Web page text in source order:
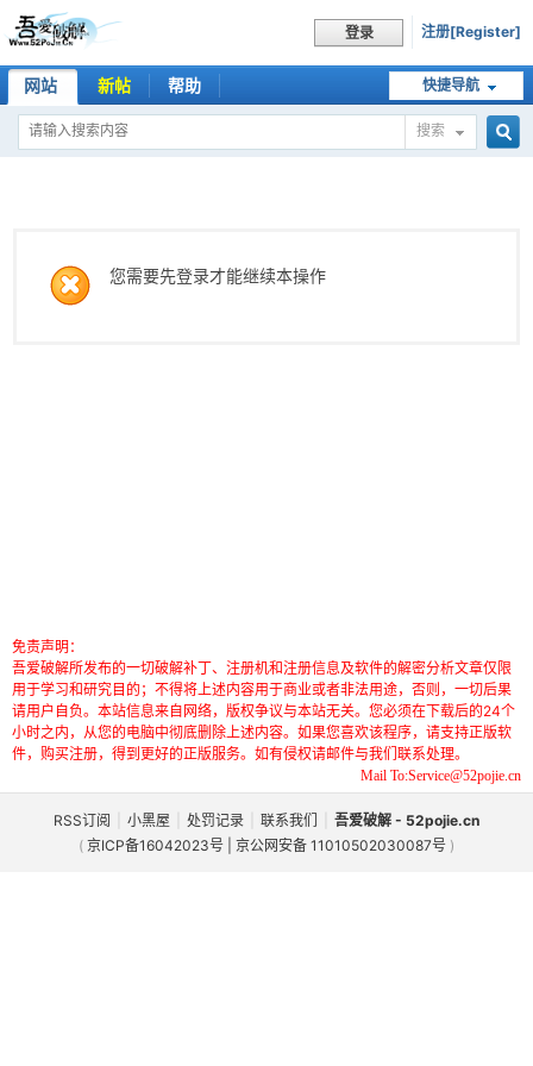
登录 注册[Register]
快捷导航
网站 新帖 帮助
搜索
您需要先登录才能继续本操作
免责声明：
吾爱破解所发布的一切破解补丁、注册机和注册信息及软件的解密分析文章仅限
用于学习和研究目的；不得将上述内容用于商业或者非法用途，否则，一切后果
请用户自负。本站信息来自网络，版权争议与本站无关。您必须在下载后的24个
小时之内，从您的电脑中彻底删除上述内容。如果您喜欢该程序，请支持正版软
件，购买注册，得到更好的正版服务。如有侵权请邮件与我们联系处理。
Mail To:Service@52pojie.cn
RSS订阅 小黑屋 处罚记录 联系我们
吾爱破解 - 52pojie.cn
( 京ICP备16042023号 | 京公网安备 11010502030087号 )